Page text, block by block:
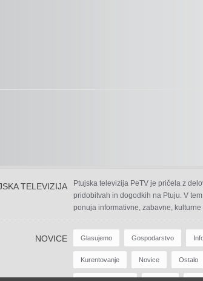
TELEVIZIJA
Ptujska televizija PeTV je pričela z
pridobitvah in dogodkih na Ptuju. V
ponuja informativne, zabavne, kulturne
NOVICE Glasujemo Gospodarstvo
Kurentovanje Novice Ostalo